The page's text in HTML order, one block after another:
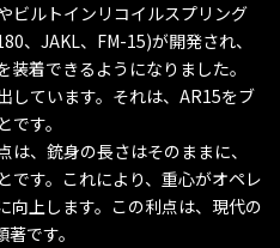
ビルトインリコイルスプリング
、JAKL、FM-15)が開発され、
着できるようになりました。
しています。それは、AR15をブ
す。
、銃身の長さはそのままに、
です。これにより、重心がオペレ
向上します。この利点は、現代の
です。